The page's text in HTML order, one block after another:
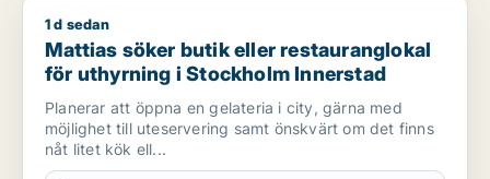
Mattias söker butik eller restauranglokal för uthyrning i
1 d sedan
Mattias söker butik eller restauranglokal
för uthyrning i Stockholm Innerstad
Planerar att öppna en gelateria i city, gärna med
möjlighet till uteservering samt önskvärt om det finns
nåt litet kök ell...